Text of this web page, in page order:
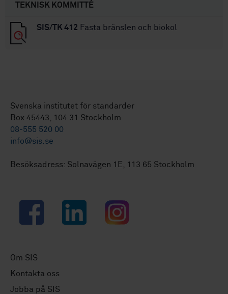
TEKNISK KOMMITTÉ
SIS/TK 412 Fasta bränslen och biokol
Svenska institutet för standarder
Box 45443, 104 31 Stockholm
08-555 520 00
info@sis.se
Besöksadress: Solnavägen 1E, 113 65 Stockholm
Facebook LinkedIn Instagram
Om SIS
Kontakta oss
Jobba på SIS